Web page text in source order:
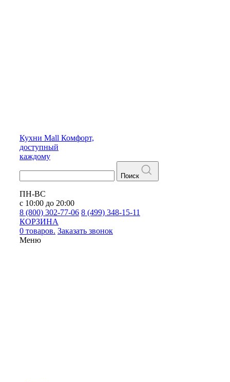
Кухни Mall Комфорт,
доступный
каждому
Поиск
ПН-ВС
с 10:00 до 20:00
8 (800) 302-77-06 8 (499) 348-15-11
КОРЗИНА
0 товаров. Заказать звонок
Меню